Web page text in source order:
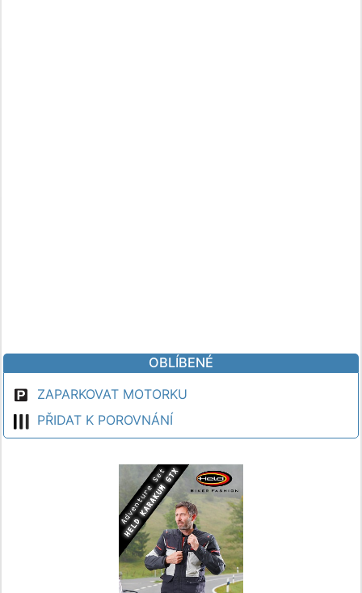
OBLÍBENÉ
ZAPARKOVAT MOTORKU
PŘIDAT K POROVNÁNÍ